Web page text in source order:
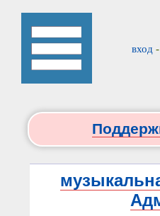
вход -